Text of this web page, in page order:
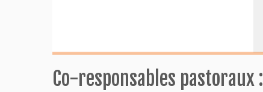
Co-responsables pastoraux :